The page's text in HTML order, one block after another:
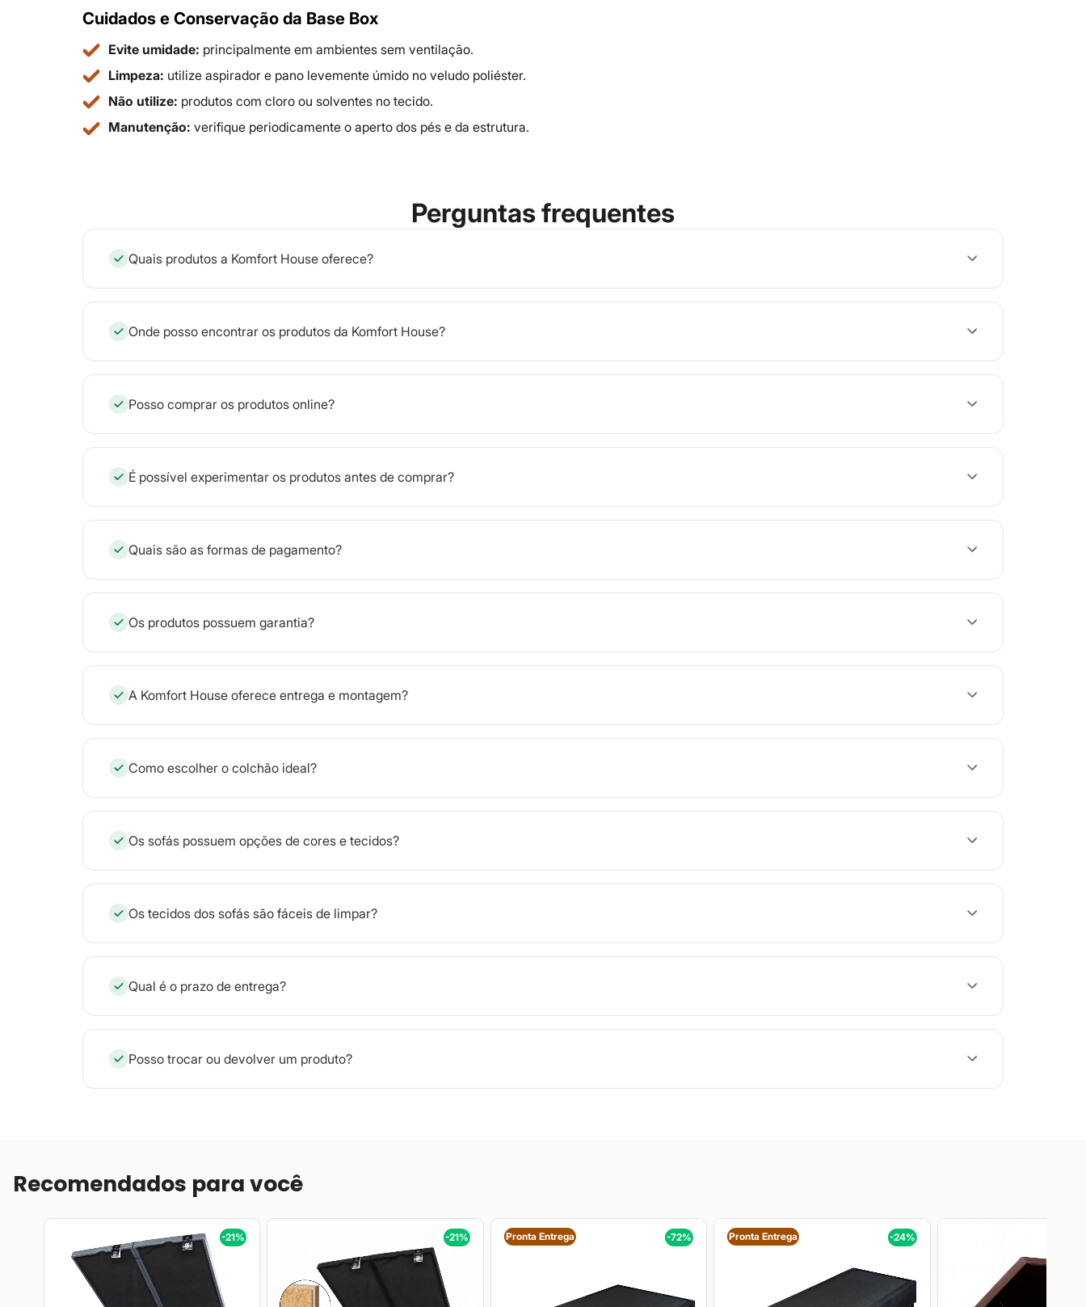
Cuidados e Conservação da Base Box
Evite umidade: principalmente em ambientes sem ventilação.
Limpeza: utilize aspirador e pano levemente úmido no veludo poliéster.
Não utilize: produtos com cloro ou solventes no tecido.
Manutenção: verifique periodicamente o aperto dos pés e da estrutura.
Perguntas frequentes
Quais produtos a Komfort House oferece?
Onde posso encontrar os produtos da Komfort House?
Posso comprar os produtos online?
É possível experimentar os produtos antes de comprar?
Quais são as formas de pagamento?
Os produtos possuem garantia?
A Komfort House oferece entrega e montagem?
Como escolher o colchão ideal?
Os sofás possuem opções de cores e tecidos?
Os tecidos dos sofás são fáceis de limpar?
Qual é o prazo de entrega?
Posso trocar ou devolver um produto?
Recomendados para você
-21% -21% Pronta Entrega -72% Pronta Entrega -24%